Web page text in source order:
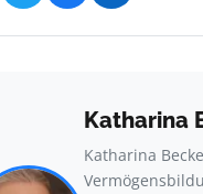
Katharina
Katharina